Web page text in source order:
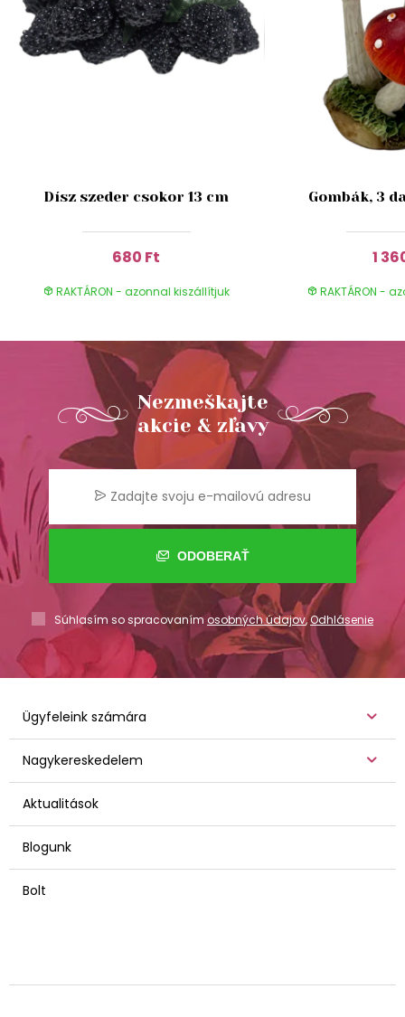
Dísz szeder csokor 13 cm
680 Ft
RAKTÁRON - azonnal kiszállítjuk
Gombák, 3
1
RAKTÁRON -
Nezmeškajte
akcie & zľavy
ODOBERAŤ
Súhlasím so spracovaním osobných údajov,Odhlásenie
Ügyfeleink számára
Nagykereskedelem
Aktualitások
Blogunk
Bolt